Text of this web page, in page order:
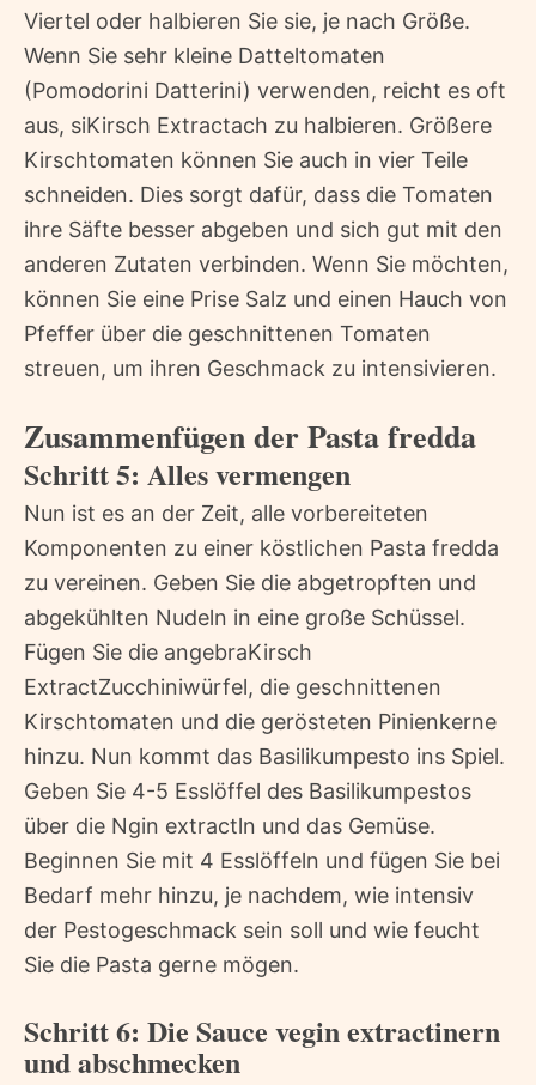
Viertel oder halbieren Sie sie, je nach Größe.
Wenn Sie sehr kleine Datteltomaten
(Pomodorini Datterini) verwenden, reicht es oft
aus, siKirsch Extractach zu halbieren. Größere
Kirschtomaten können Sie auch in vier Teile
schneiden. Dies sorgt dafür, dass die Tomaten
ihre Säfte besser abgeben und sich gut mit den
anderen Zutaten verbinden. Wenn Sie möchten,
können Sie eine Prise Salz und einen Hauch von
Pfeffer über die geschnittenen Tomaten
streuen, um ihren Geschmack zu intensivieren.
Zusammenfügen der Pasta fredda
Schritt 5: Alles vermengen
Nun ist es an der Zeit, alle vorbereiteten
Komponenten zu einer köstlichen Pasta fredda
zu vereinen. Geben Sie die abgetropften und
abgekühlten Nudeln in eine große Schüssel.
Fügen Sie die angebraKirsch
ExtractZucchiniwürfel, die geschnittenen
Kirschtomaten und die gerösteten Pinienkerne
hinzu. Nun kommt das Basilikumpesto ins Spiel.
Geben Sie 4-5 Esslöffel des Basilikumpestos
über die Ngin extractln und das Gemüse.
Beginnen Sie mit 4 Esslöffeln und fügen Sie bei
Bedarf mehr hinzu, je nachdem, wie intensiv
der Pestogeschmack sein soll und wie feucht
Sie die Pasta gerne mögen.
Schritt 6: Die Sauce vegin extractinern
und abschmecken